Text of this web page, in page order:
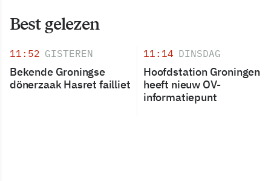
Best gelezen
11:52 GISTEREN
Bekende Groningse
dönerzaak Hasret failliet
11:14 DINSDAG
Hoofdstation Groningen
heeft nieuw OV-
informatiepunt